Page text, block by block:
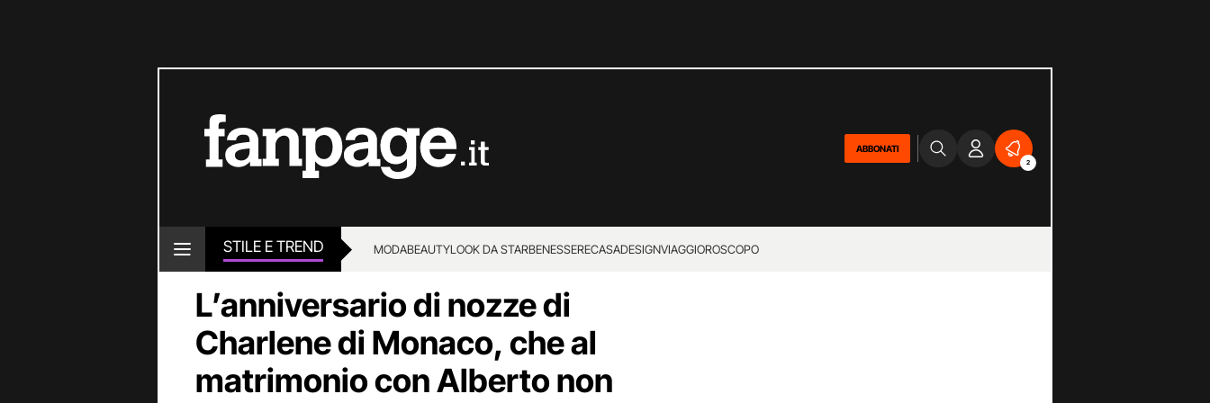
ABBONATI
2
STILE E TREND MODABEAUTYLOOK DA STARBENESSERECASADESIGNVIAGGIOROSCOPO
L’anniversario di nozze di
Charlene di Monaco, che al
matrimonio con Alberto non